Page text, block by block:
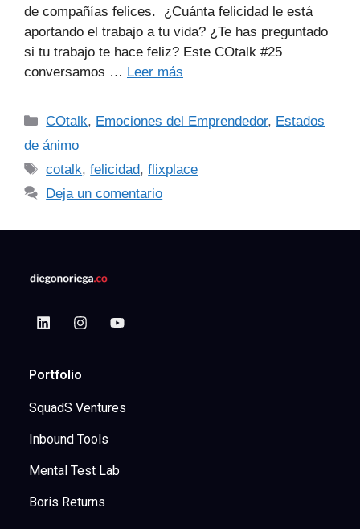
de compañías felices. ¿Cuánta felicidad le está
aportando el trabajo a tu vida? ¿Te has preguntado
si tu trabajo te hace feliz? Este COtalk #25
conversamos … Leer más
COtalk, Emociones del Emprendedor, Estados
de ánimo
cotalk,felicidad,flixplace
Deja un comentario
Portfolio
SquadS Ventures
Inbound Tools
Mental Test Lab
Boris Returns